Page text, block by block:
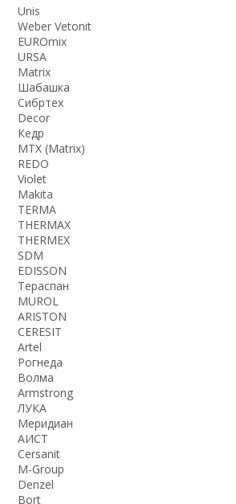
Unis
Weber Vetonit
EUROmix
URSA
Matrix
Шабашка
Сибртех
Decor
Кедр
MTX (Matrix)
REDO
Violet
Makita
TERMA
THERMАX
THERMEX
SDM
EDISSON
Тераспан
MUROL
ARISTON
CERESIT
Artel
Рогнеда
Волма
Armstrong
ЛУКА
Меридиан
АИСТ
Cersanit
M-Group
Denzel
Bort